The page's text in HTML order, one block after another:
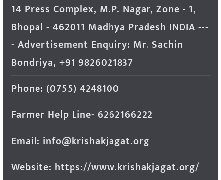
14 Press Complex, M.P. Nagar, Zone - 1,
Bhopal - 462011 Madhya Pradesh INDIA ---
- Advertisement Enquiry: Mr. Sachin
Bondriya, +91 9826021837
Phone: (0755) 4248100
Farmer Help Line- 6262166222
Email: info@krishakjagat.org
Website: https://www.krishakjagat.org/